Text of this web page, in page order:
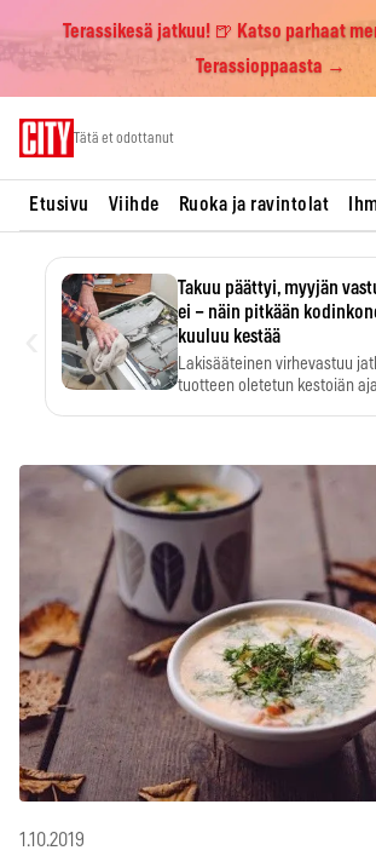
Terassikesä jatkuu! 🍺 Katso parhaat
Terassioppaasta →
Tätä et odottanut
Etusivu Viihde Ruoka ja ravintolat
Takuu päättyi, myyjän
ei – näin pitkään
kuuluu kestää
Lakisääteinen virhevastuu
tuotteen oletetun kestoiän
1.10.2019